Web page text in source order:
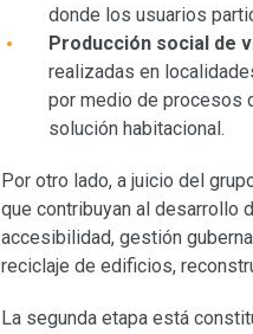
donde los usuarios
Producción social de
realizadas en
por medio de procesos
solución habitacional.
Por otro lado, a juicio del
que contribuyan al desarrollo
accesibilidad, gestión
reciclaje de edificios,
La segunda etapa está